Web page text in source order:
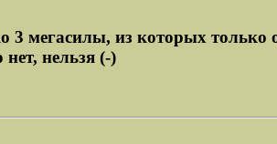
3 мегасилы, из которых
нельзя (-)